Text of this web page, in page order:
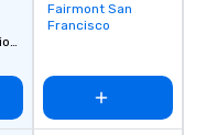
Removed from
favorites
Fairmont San
Francisco